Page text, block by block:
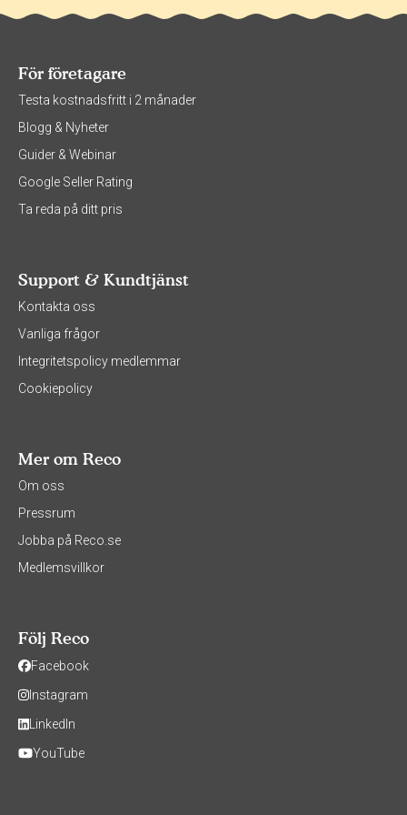
För företagare
Testa kostnadsfritt i 2 månader
Blogg & Nyheter
Guider & Webinar
Google Seller Rating
Ta reda på ditt pris
Support & Kundtjänst
Kontakta oss
Vanliga frågor
Integritetspolicy medlemmar
Cookiepolicy
Mer om Reco
Om oss
Pressrum
Jobba på Reco.se
Medlemsvillkor
Följ Reco
Facebook
Instagram
LinkedIn
YouTube